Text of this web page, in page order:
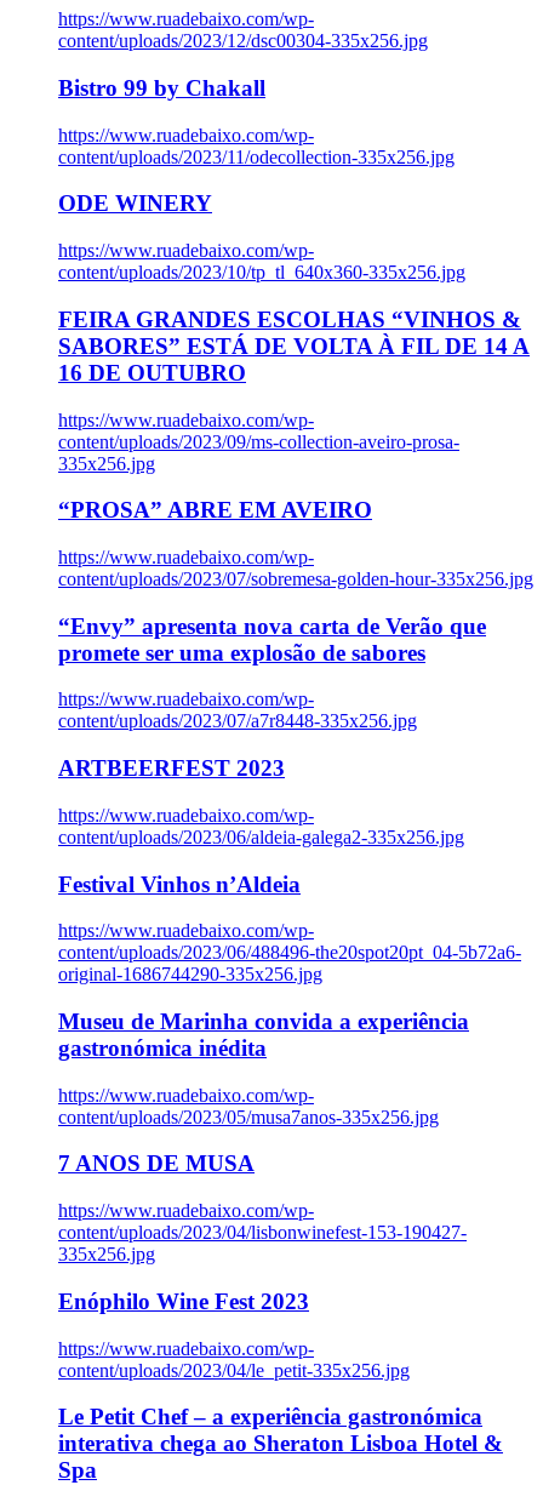
https://www.ruadebaixo.com/wp-
content/uploads/2023/12/dsc00304-335x256.jpg
Bistro 99 by Chakall
https://www.ruadebaixo.com/wp-
content/uploads/2023/11/odecollection-335x256.jpg
ODE WINERY
https://www.ruadebaixo.com/wp-
content/uploads/2023/10/tp_tl_640x360-335x256.jpg
FEIRA GRANDES ESCOLHAS “VINHOS &
SABORES” ESTÁ DE VOLTA À FIL DE 14 A
16 DE OUTUBRO
https://www.ruadebaixo.com/wp-
content/uploads/2023/09/ms-collection-aveiro-prosa-
335x256.jpg
“PROSA” ABRE EM AVEIRO
https://www.ruadebaixo.com/wp-
content/uploads/2023/07/sobremesa-golden-hour-335x256.jpg
“Envy” apresenta nova carta de Verão que
promete ser uma explosão de sabores
https://www.ruadebaixo.com/wp-
content/uploads/2023/07/a7r8448-335x256.jpg
ARTBEERFEST 2023
https://www.ruadebaixo.com/wp-
content/uploads/2023/06/aldeia-galega2-335x256.jpg
Festival Vinhos n’Aldeia
https://www.ruadebaixo.com/wp-
content/uploads/2023/06/488496-the20spot20pt_04-5b72a6-
original-1686744290-335x256.jpg
Museu de Marinha convida a experiência
gastronómica inédita
https://www.ruadebaixo.com/wp-
content/uploads/2023/05/musa7anos-335x256.jpg
7 ANOS DE MUSA
https://www.ruadebaixo.com/wp-
content/uploads/2023/04/lisbonwinefest-153-190427-
335x256.jpg
Enóphilo Wine Fest 2023
https://www.ruadebaixo.com/wp-
content/uploads/2023/04/le_petit-335x256.jpg
Le Petit Chef – a experiência gastronómica
interativa chega ao Sheraton Lisboa Hotel &
Spa